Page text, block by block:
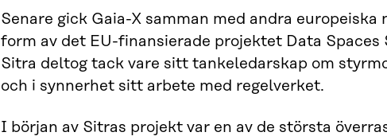
Senare gick Gaia-X samman med andra
form av det EU-finansierade projektet Data Spaces
Sitra deltog tack vare sitt tankeledarskap om
och i synnerhet sitt arbete med regelverket.
I början av Sitras projekt var en av de största